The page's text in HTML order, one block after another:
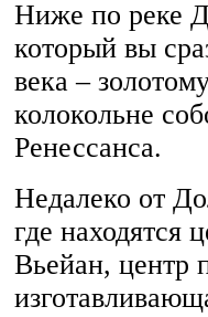
Ниже по реке
который вы
века –
колокольне
Ренессанса.
Недалеко от
где находятся
Вьейан, центр